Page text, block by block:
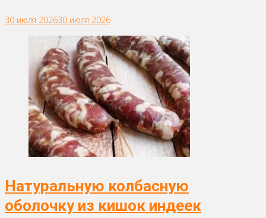
30 июля 202630 июля 2026
Натуральную колбасную
оболочку из кишок индеек